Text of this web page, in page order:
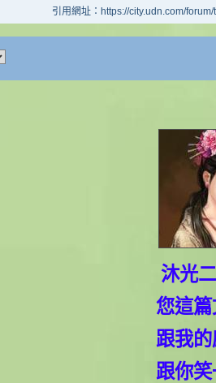
引用網址：https://city.udn.com/
沐光二
您這篇文的分
跟我的感覺
跟你笑一